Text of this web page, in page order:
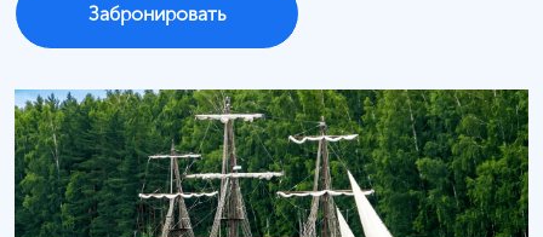
Забронировать